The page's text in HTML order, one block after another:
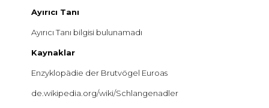
Ayırıcı Tanı
Ayırıcı Tanı bilgisi bulunamadı
Kaynaklar
Enzyklopädie der Brutvögel Euroas
de.wikipedia.org/wiki/Schlangenadler